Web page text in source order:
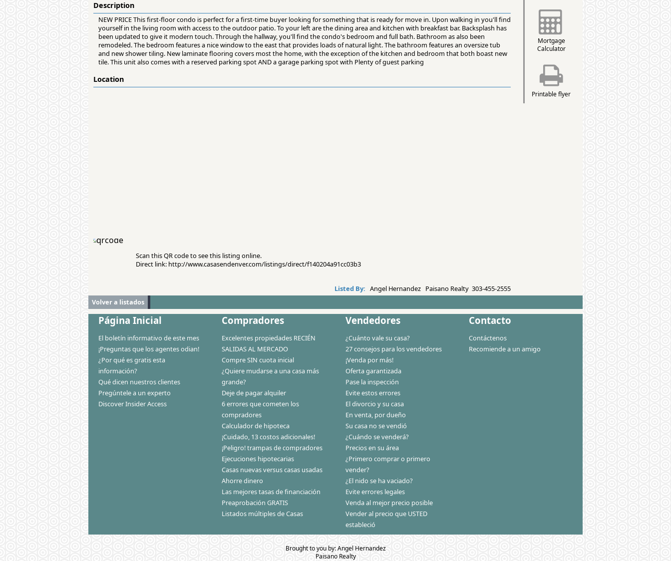
Mortgage
Calculator
Printable flyer
Description
NEW PRICE This first-floor condo is perfect for a first-time buyer looking for something that is ready for move in. Upon walking in you'll find
yourself in the living room with access to the outdoor patio. To your left are the dining area and kitchen with breakfast bar. Backsplash has
been updated to give it modern touch. Through the hallway, you'll find the condo's bedroom and full bath. Bathroom as also been
remodeled. The bedroom features a nice window to the east that provides loads of natural light. The bathroom features an oversize tub
and new shower tiling. New laminate flooring covers most the home, with the exception of the kitchen and bedroom that both boast new
tile. This unit also comes with a reserved parking spot AND a garage parking spot with Plenty of guest parking
Location
Scan this QR code to see this listing online.
Direct link: http://www.casasendenver.com/listings/direct/f140204a91cc03b3
Listed By: Angel Hernandez Paisano Realty 303-455-2555
Volver a listados
Página Inicial
El boletín informativo de este mes
¡Preguntas que los agentes odian!
¿Por qué es gratis esta
información?
Qué dicen nuestros clientes
Pregúntele a un experto
Discover Insider Access
Compradores
Excelentes propiedades RECIÉN
SALIDAS AL MERCADO
Compre SIN cuota inicial
¿Quiere mudarse a una casa más
grande?
Deje de pagar alquiler
6 errores que cometen los
compradores
Calculador de hipoteca
¡Cuidado, 13 costos adicionales!
¡Peligro! trampas de compradores
Ejecuciones hipotecarias
Casas nuevas versus casas usadas
Ahorre dinero
Las mejores tasas de financiación
Preaprobación GRATIS
Listados múltiples de Casas
Vendedores
¿Cuánto vale su casa?
27 consejos para los vendedores
¡Venda por más!
Oferta garantizada
Pase la inspección
Evite estos errores
El divorcio y su casa
En venta, por dueño
Su casa no se vendió
¿Cuándo se venderá?
Precios en su área
¿Primero comprar o primero
vender?
¿El nido se ha vaciado?
Evite errores legales
Venda al mejor precio posible
Vender al precio que USTED
estableció
Contacto
Contáctenos
Recomiende a un amigo
Brought to you by: Angel Hernandez
Paisano Realty